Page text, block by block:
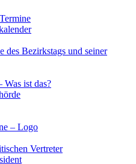
des Bezirkstags und seiner
ist das?
– Logo
Vertreter